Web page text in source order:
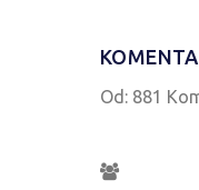
Od: 881